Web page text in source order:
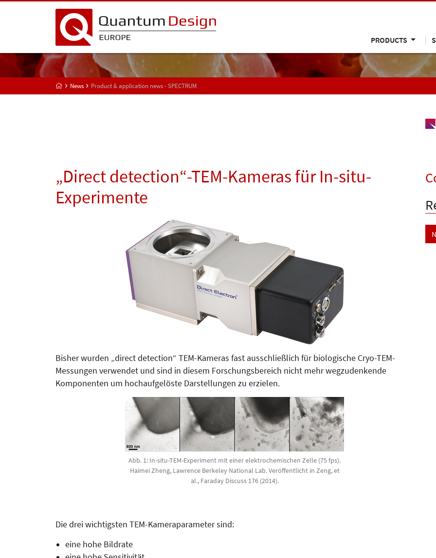
PRODUCTS
News Product & application news - SPECTRUM
„Direct detection“-TEM-Kameras für In-situ-
Experimente
Bisher wurden „direct detection“ TEM-Kameras fast ausschließlich für biologische Cryo-TEM-
Messungen ver­­wen­det und sind in diesem For­schungs­bereich nicht mehr wegzudenkende
Komponenten um hochaufgelöste Darstellungen zu erzielen.
Abb. 1: In-situ-TEM-Experiment mit einer elektrochemischen Zelle (75 fps).
Haimei Zheng, Lawrence Berkeley National Lab. Veröffentlicht in Zeng, et
al., Faraday Discuss 176 (2014).
Die drei wichtigsten TEM-Kamera­parameter sind:
eine hohe Bildrate